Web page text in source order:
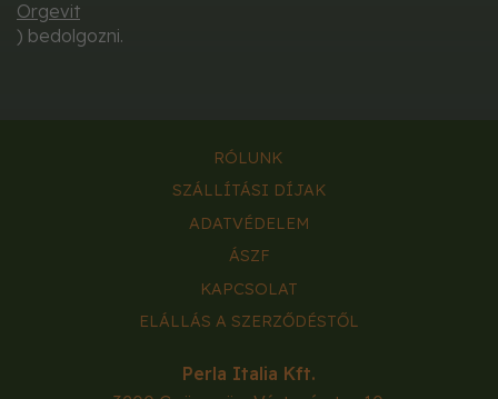
Orgevit
) bedolgozni.
RÓLUNK
SZÁLLÍTÁSI DÍJAK
ADATVÉDELEM
ÁSZF
KAPCSOLAT
ELÁLLÁS A SZERZŐDÉSTŐL
Perla Italia Kft.